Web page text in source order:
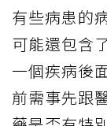
有些病患的
可能還包含
一個疾病後
前需事先跟